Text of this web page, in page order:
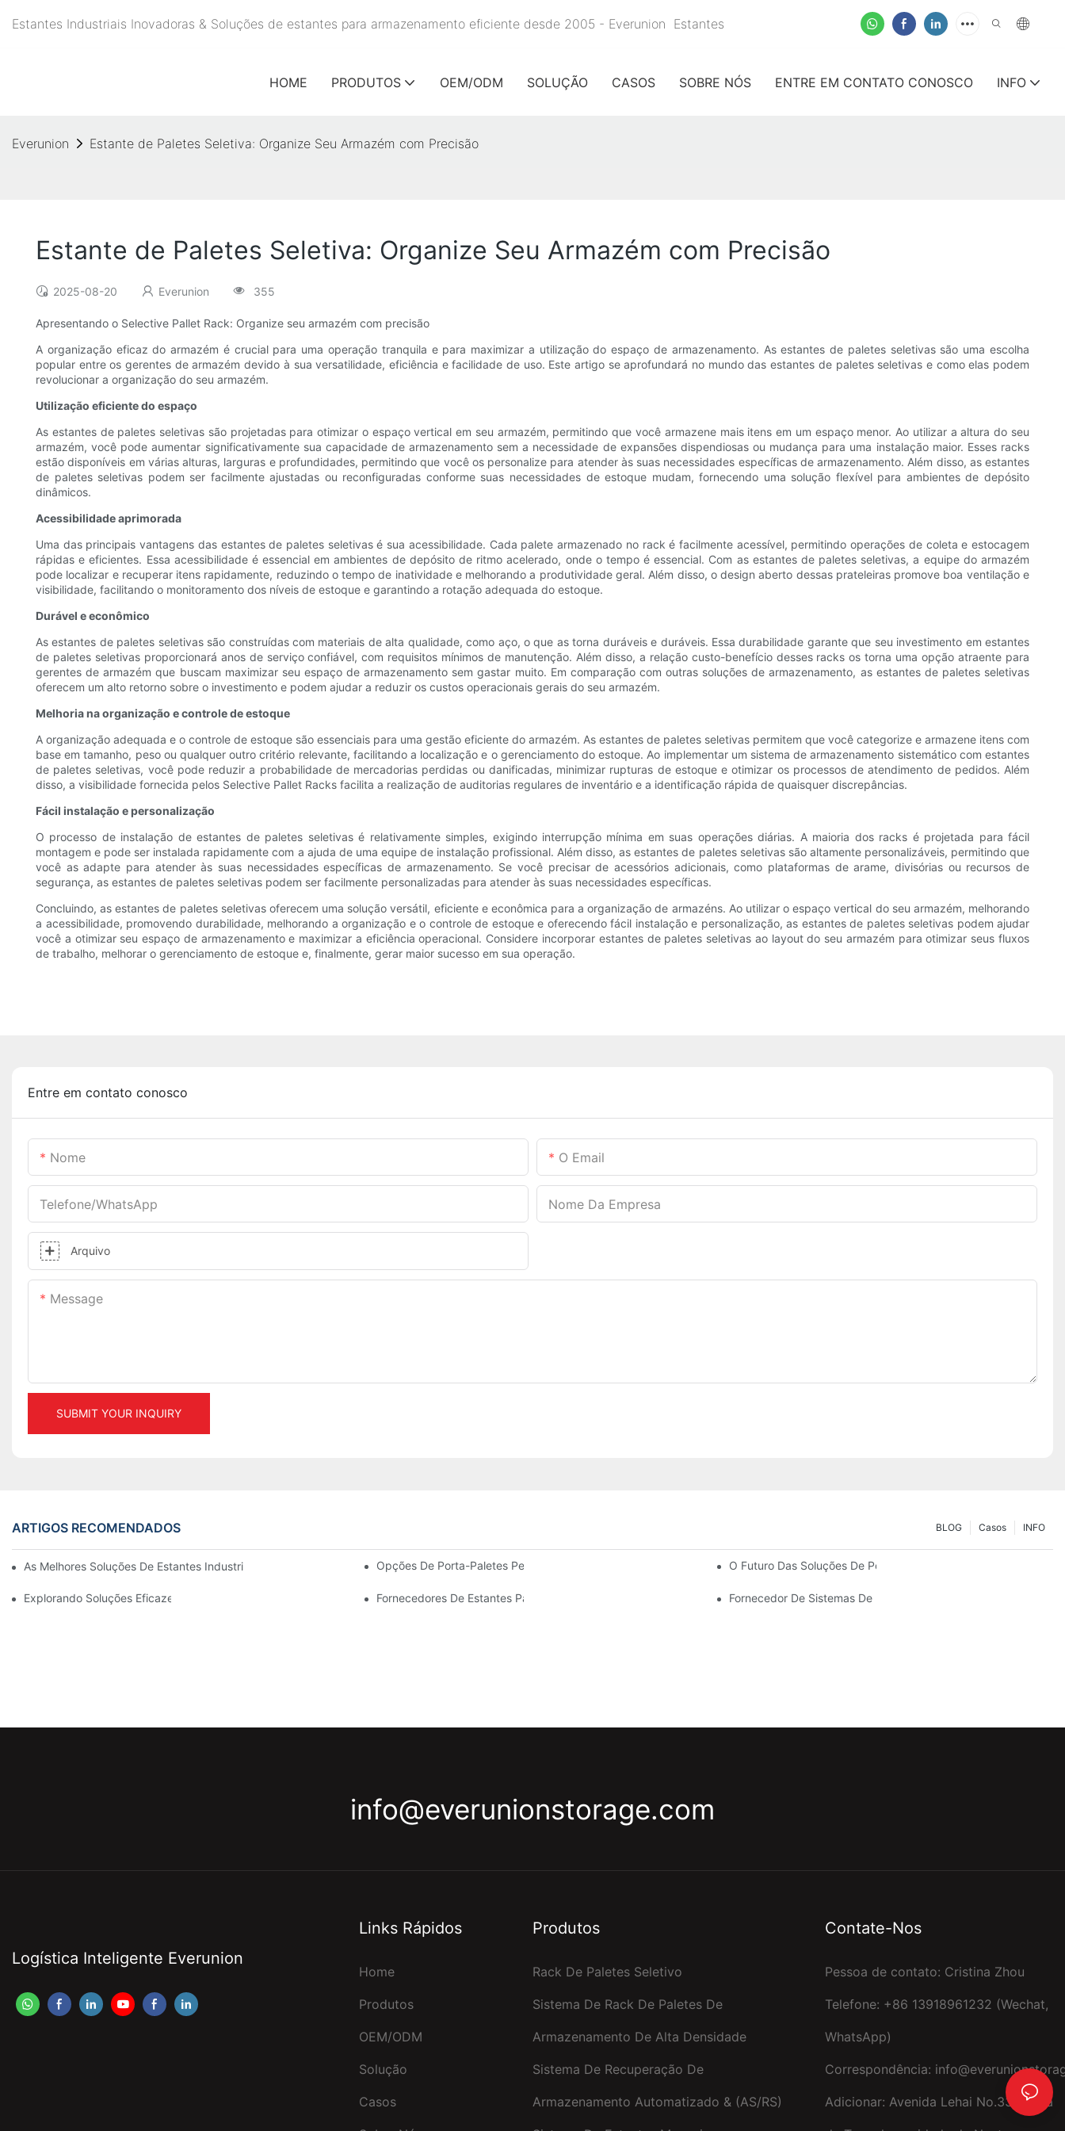
Estantes Industriais Inovadoras & Soluções de estantes para armazenamento eficiente desde 2005 - Everunion Estantes
HOME PRODUTOS OEM/ODM SOLUÇÃO CASOS SOBRE NÓS ENTRE EM CONTATO CONOSCO INFO
Everunion Estante de Paletes Seletiva: Organize Seu Armazém com Precisão
Estante de Paletes Seletiva: Organize Seu Armazém com Precisão
2025-08-20 Everunion 355
Apresentando o Selective Pallet Rack: Organize seu armazém com precisão
A organização eficaz do armazém é crucial para uma operação tranquila e para maximizar a utilização do espaço de armazenamento. As estantes de paletes seletivas são uma escolha
popular entre os gerentes de armazém devido à sua versatilidade, eficiência e facilidade de uso. Este artigo se aprofundará no mundo das estantes de paletes seletivas e como elas podem
revolucionar a organização do seu armazém.
Utilização eficiente do espaço
As estantes de paletes seletivas são projetadas para otimizar o espaço vertical em seu armazém, permitindo que você armazene mais itens em um espaço menor. Ao utilizar a altura do seu
armazém, você pode aumentar significativamente sua capacidade de armazenamento sem a necessidade de expansões dispendiosas ou mudança para uma instalação maior. Esses racks
estão disponíveis em várias alturas, larguras e profundidades, permitindo que você os personalize para atender às suas necessidades específicas de armazenamento. Além disso, as estantes
de paletes seletivas podem ser facilmente ajustadas ou reconfiguradas conforme suas necessidades de estoque mudam, fornecendo uma solução flexível para ambientes de depósito
dinâmicos.
Acessibilidade aprimorada
Uma das principais vantagens das estantes de paletes seletivas é sua acessibilidade. Cada palete armazenado no rack é facilmente acessível, permitindo operações de coleta e estocagem
rápidas e eficientes. Essa acessibilidade é essencial em ambientes de depósito de ritmo acelerado, onde o tempo é essencial. Com as estantes de paletes seletivas, a equipe do armazém
pode localizar e recuperar itens rapidamente, reduzindo o tempo de inatividade e melhorando a produtividade geral. Além disso, o design aberto dessas prateleiras promove boa ventilação e
visibilidade, facilitando o monitoramento dos níveis de estoque e garantindo a rotação adequada do estoque.
Durável e econômico
As estantes de paletes seletivas são construídas com materiais de alta qualidade, como aço, o que as torna duráveis e duráveis. Essa durabilidade garante que seu investimento em estantes
de paletes seletivas proporcionará anos de serviço confiável, com requisitos mínimos de manutenção. Além disso, a relação custo-benefício desses racks os torna uma opção atraente para
gerentes de armazém que buscam maximizar seu espaço de armazenamento sem gastar muito. Em comparação com outras soluções de armazenamento, as estantes de paletes seletivas
oferecem um alto retorno sobre o investimento e podem ajudar a reduzir os custos operacionais gerais do seu armazém.
Melhoria na organização e controle de estoque
A organização adequada e o controle de estoque são essenciais para uma gestão eficiente do armazém. As estantes de paletes seletivas permitem que você categorize e armazene itens com
base em tamanho, peso ou qualquer outro critério relevante, facilitando a localização e o gerenciamento do estoque. Ao implementar um sistema de armazenamento sistemático com estantes
de paletes seletivas, você pode reduzir a probabilidade de mercadorias perdidas ou danificadas, minimizar rupturas de estoque e otimizar os processos de atendimento de pedidos. Além
disso, a visibilidade fornecida pelos Selective Pallet Racks facilita a realização de auditorias regulares de inventário e a identificação rápida de quaisquer discrepâncias.
Fácil instalação e personalização
O processo de instalação de estantes de paletes seletivas é relativamente simples, exigindo interrupção mínima em suas operações diárias. A maioria dos racks é projetada para fácil
montagem e pode ser instalada rapidamente com a ajuda de uma equipe de instalação profissional. Além disso, as estantes de paletes seletivas são altamente personalizáveis, permitindo que
você as adapte para atender às suas necessidades específicas de armazenamento. Se você precisar de acessórios adicionais, como plataformas de arame, divisórias ou recursos de
segurança, as estantes de paletes seletivas podem ser facilmente personalizadas para atender às suas necessidades específicas.
Concluindo, as estantes de paletes seletivas oferecem uma solução versátil, eficiente e econômica para a organização de armazéns. Ao utilizar o espaço vertical do seu armazém, melhorando
a acessibilidade, promovendo durabilidade, melhorando a organização e o controle de estoque e oferecendo fácil instalação e personalização, as estantes de paletes seletivas podem ajudar
você a otimizar seu espaço de armazenamento e maximizar a eficiência operacional. Considere incorporar estantes de paletes seletivas ao layout do seu armazém para otimizar seus fluxos
de trabalho, melhorar o gerenciamento de estoque e, finalmente, gerar maior sucesso em sua operação.
Entre em contato conosco
Nome O Email
Telefone/WhatsApp Nome Da Empresa
Arquivo
Message
SUBMIT YOUR INQUIRY
ARTIGOS RECOMENDADOS INFO
Casos
BLOG
As Melhores Soluções De Estantes Industriais Para Uma Gestão Eficiente De Armazéns.Opções De Porta-Paletes Personalizadas: Adaptando-As Às Suas Necessidades De Armazenamento
O Futuro Das Soluções De Porta-Paletes: Tendências E
Explorando Soluções Eficazes De Estantes De Armazenamento Para Todos Os Setores.Fornecedores De Estantes Para Armazéns: O Que Procurar Fornecedor De Sistemas De Estantes: Fatores Essenciais Para
info@everunionstorage.com
Logística Inteligente Everunion
Links Rápidos
Home
Produtos
OEM/ODM
Solução
Casos
Produtos
Rack De Paletes Seletivo
Sistema De Rack De Paletes De
Armazenamento De Alta Densidade
Sistema De Recuperação De
Armazenamento Automatizado & (AS/RS)
Contate-Nos
Pessoa de contato: Cristina Zhou
Telefone: +86 13918961232 (Wechat,
WhatsApp)
Correspondência:
Adicionar: Avenida Lehai No.338, Baía